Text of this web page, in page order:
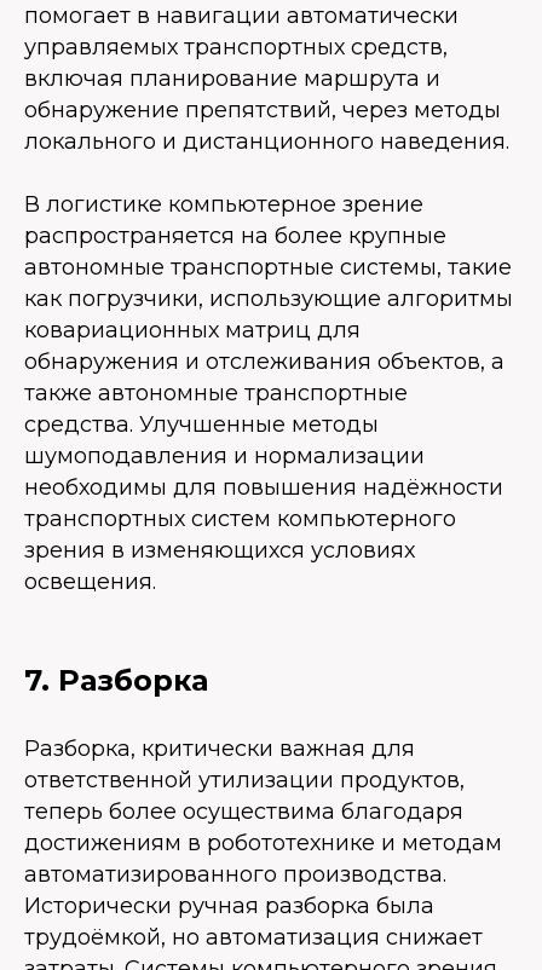
помогает в навигации автоматически
управляемых транспортных средств,
включая планирование маршрута и
обнаружение препятствий, через методы
локального и дистанционного наведения.
В логистике компьютерное зрение
распространяется на более крупные
автономные транспортные системы, такие
как погрузчики, использующие алгоритмы
ковариационных матриц для
обнаружения и отслеживания объектов, а
также автономные транспортные
средства. Улучшенные методы
шумоподавления и нормализации
необходимы для повышения надёжности
транспортных систем компьютерного
зрения в изменяющихся условиях
освещения.
7. Разборка
Разборка, критически важная для
ответственной утилизации продуктов,
теперь более осуществима благодаря
достижениям в робототехнике и методам
автоматизированного производства.
Исторически ручная разборка была
трудоёмкой, но автоматизация снижает